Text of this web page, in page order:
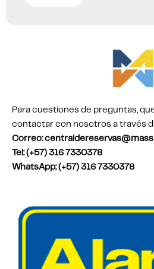
Para cuestiones de preguntas,
contactar con nosotros a través
Correo:
Tel: (+57) 316 7330378
WhatsApp: (+57) 316 7330378